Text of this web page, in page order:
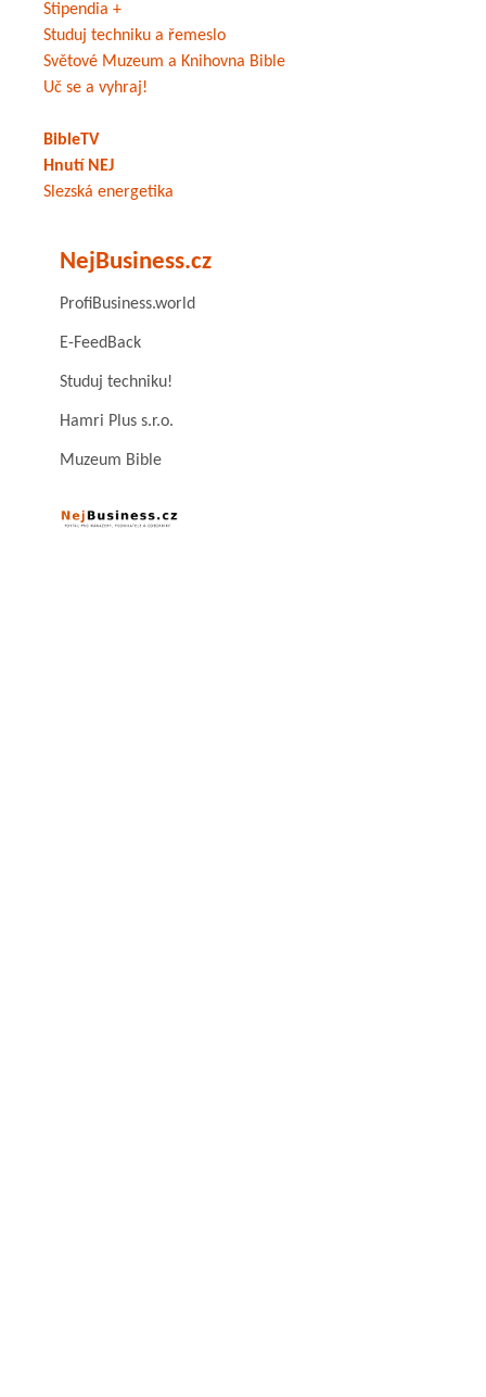
Stipendia +
Studuj techniku a řemeslo
Světové Muzeum a Knihovna Bible
Uč se a vyhraj!
BibleTV
Hnutí NEJ
Slezská energetika
NejBusiness.cz
ProfiBusiness.world
E-FeedBack
Studuj techniku!
Hamri Plus s.r.o.
Muzeum Bible